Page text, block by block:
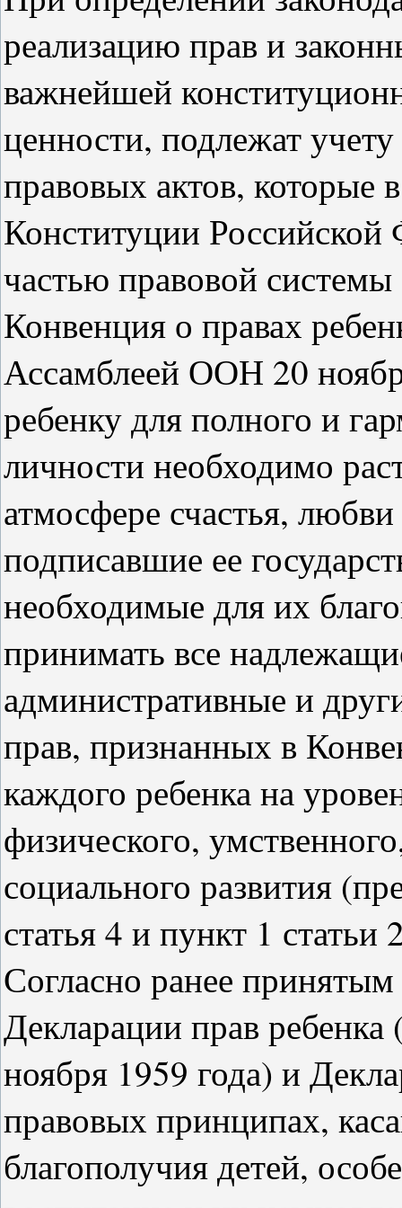
реализацию прав и
важнейшей
ценности, подлежат
правовых актов, которые
Конституции Российской
частью правовой
Конвенция о правах
Ассамблеей ООН 20
ребенку для полного и
личности необходимо
атмосфере счастья,
подписавшие ее
необходимые для их
принимать все
административные и
прав, признанных в
каждого ребенка на
физического,
социального развития
статья 4 и пункт 1 статьи
Согласно ранее
Декларации прав
ноября 1959 года) и
правовых принципах,
благополучия детей,